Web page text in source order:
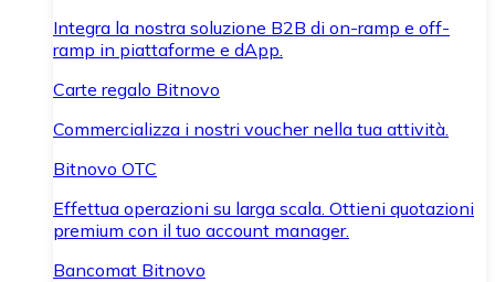
Integra la nostra soluzione B2B di on-ramp e off-
ramp in piattaforme e dApp.
Carte regalo Bitnovo
Commercializza i nostri voucher nella tua attività.
Bitnovo OTC
Effettua operazioni su larga scala. Ottieni quotazioni
premium con il tuo account manager.
Bancomat Bitnovo